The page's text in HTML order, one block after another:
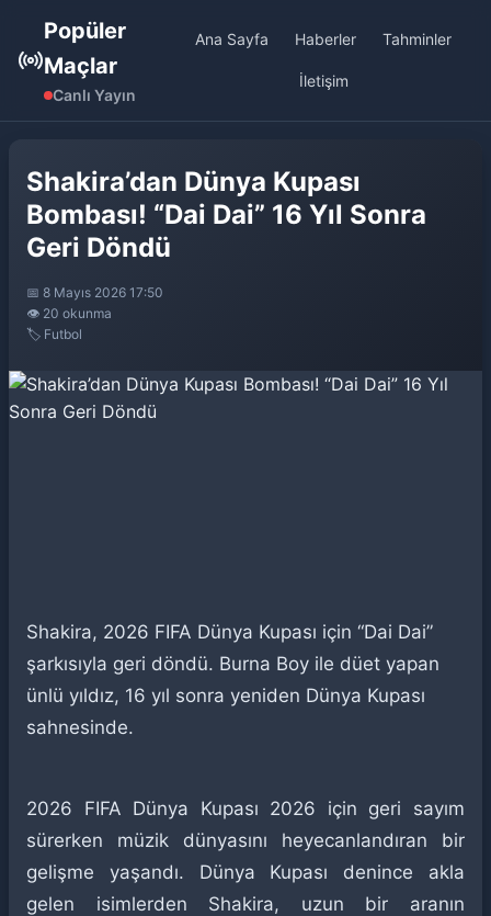
Popüler
Maçlar
Canlı Yayın
Ana Sayfa Haberler Tahminler
İletişim
Shakira’dan Dünya Kupası
Bombası! “Dai Dai” 16 Yıl Sonra
Geri Döndü
📅 8 Mayıs 2026 17:50
👁️ 20 okunma
🏷️ Futbol
Shakira, 2026 FIFA Dünya Kupası için “Dai Dai”
şarkısıyla geri döndü. Burna Boy ile düet yapan
ünlü yıldız, 16 yıl sonra yeniden Dünya Kupası
sahnesinde.
2026 FIFA Dünya Kupası 2026 için geri sayım
sürerken müzik dünyasını heyecanlandıran bir
gelişme yaşandı. Dünya Kupası denince akla
gelen isimlerden Shakira, uzun bir aranın